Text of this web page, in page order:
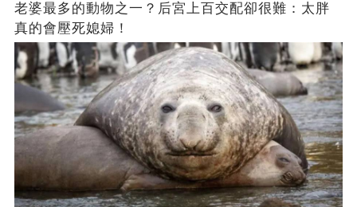
老婆最多的動物之一？后宮上百交配卻很難：太胖
真的會壓死媳婦！